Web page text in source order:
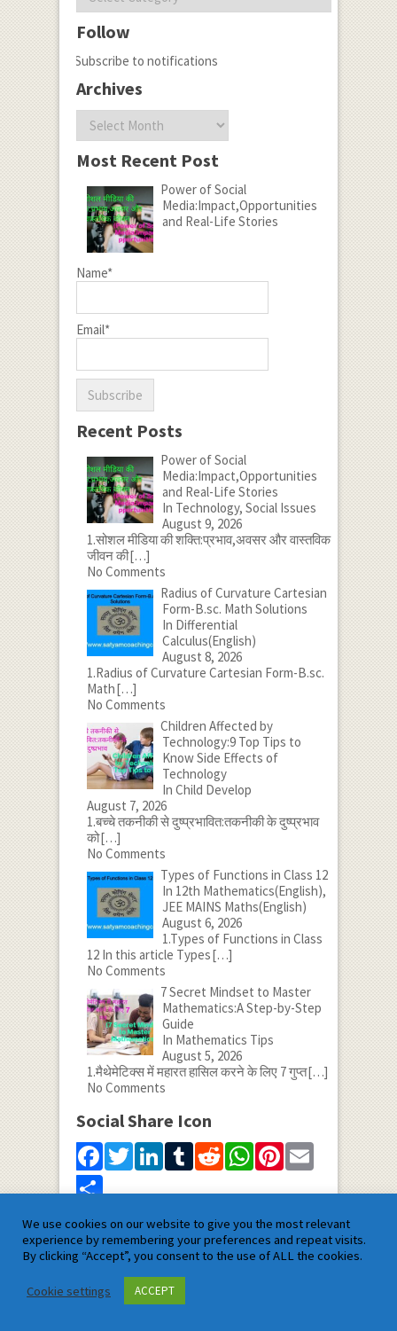
Follow
Subscribe to notifications
Archives
Archives
Most Recent Post
Power of Social
Media:Impact,Opportunities
and Real-Life Stories
Name*
Email*
Recent Posts
Power of Social
Media:Impact,Opportunities
and Real-Life Stories
In Technology, Social Issues
August 9, 2026
1.सोशल मीडिया की शक्ति:प्रभाव,अवसर और वास्तविक
जीवन की[…]
No Comments
Radius of Curvature Cartesian
Form-B.sc. Math Solutions
In Differential
Calculus(English)
August 8, 2026
1.Radius of Curvature Cartesian Form-B.sc.
Math[…]
No Comments
Children Affected by
Technology:9 Top Tips to
Know Side Effects of
Technology
In Child Develop
August 7, 2026
1.बच्चे तकनीकी से दुष्प्रभावित:तकनीकी के दुष्प्रभाव
को[…]
No Comments
Types of Functions in Class 12
In 12th Mathematics(English),
JEE MAINS Maths(English)
August 6, 2026
1.Types of Functions in Class
12 In this article Types[…]
No Comments
7 Secret Mindset to Master
Mathematics:A Step-by-Step
Guide
In Mathematics Tips
August 5, 2026
1.मैथेमेटिक्स में महारत हासिल करने के लिए 7 गुप्त[…]
No Comments
Social Share Icon
Facebook
Twitter
LinkedIn
Tumblr
Reddit
WhatsApp
Pinterest
Email
Share
Satyam Mathematics
We use cookies on our website to give you the most relevant
experience by remembering your preferences and repeat visits.
By clicking “Accept”, you consent to the use of ALL the cookies.
Cookie settings ACCEPT